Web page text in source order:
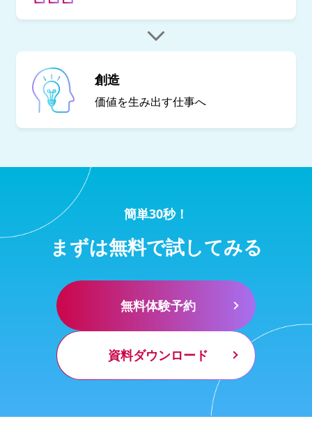
創造
価値を生み出す仕事へ
簡単30秒！
まずは無料で試してみる
無料体験予約
資料ダウンロード